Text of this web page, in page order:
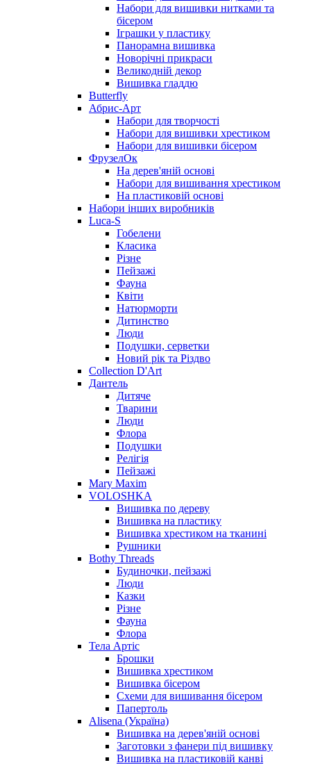
Набори для вишивки нитками та
бісером
Іграшки у пластику
Панорамна вишивка
Новорічні прикраси
Великодній декор
Вишивка гладдю
Butterfly
Абрис-Арт
Набори для творчості
Набори для вишивки хрестиком
Набори для вишивки бісером
ФрузелОк
На дерев'яній основі
Набори для вишивання хрестиком
На пластиковій основі
Набори інших виробників
Luca-S
Гобелени
Класика
Різне
Пейзажі
Фауна
Квіти
Натюрморти
Дитинство
Люди
Подушки, серветки
Новий рік та Різдво
Collection D'Art
Дантель
Дитяче
Тварини
Люди
Флора
Подушки
Релігія
Пейзажі
Mary Maxim
VOLOSHKA
Вишивка по дереву
Вишивка на пластику
Вишивка хрестиком на тканині
Рушники
Bothy Threads
Будиночки, пейзажі
Люди
Казки
Різне
Фауна
Флора
Тела Артіс
Брошки
Вишивка хрестиком
Вишивка бісером
Схеми для вишивання бісером
Папертоль
Alisena (Україна)
Вишивка на дерев'яній основі
Заготовки з фанери під вишивку
Вишивка на пластиковій канві